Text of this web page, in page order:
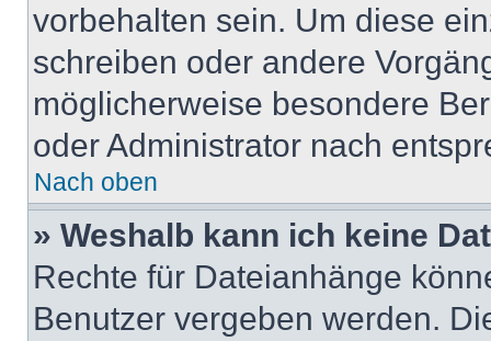
vorbehalten sein. Um diese
schreiben oder andere
möglicherweise besondere
oder Administrator nach
Nach oben
» Weshalb kann ich keine
Rechte für Dateianhänge
Benutzer vergeben werden.